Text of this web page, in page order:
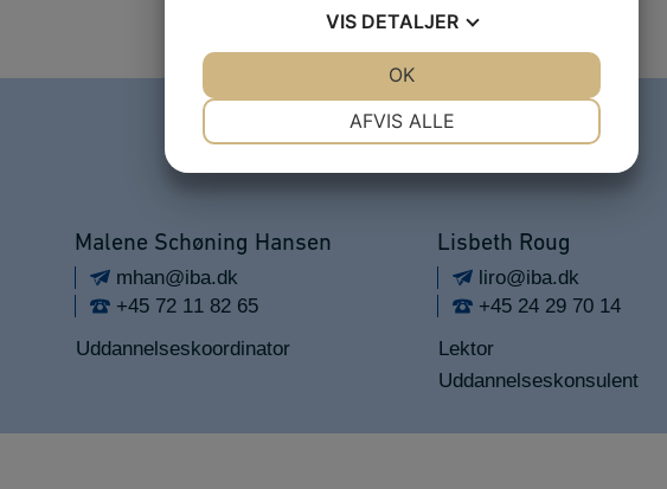
Malene Schøning Hansen
mhan@iba.dk
+45 72 11 82 65
Uddannelseskoordinator
Lisbeth Roug
liro@iba.dk
+45 24 29 70 14
Lektor
Uddannelseskonsulent
VIS DETALJER
AFVIS ALLE
OK